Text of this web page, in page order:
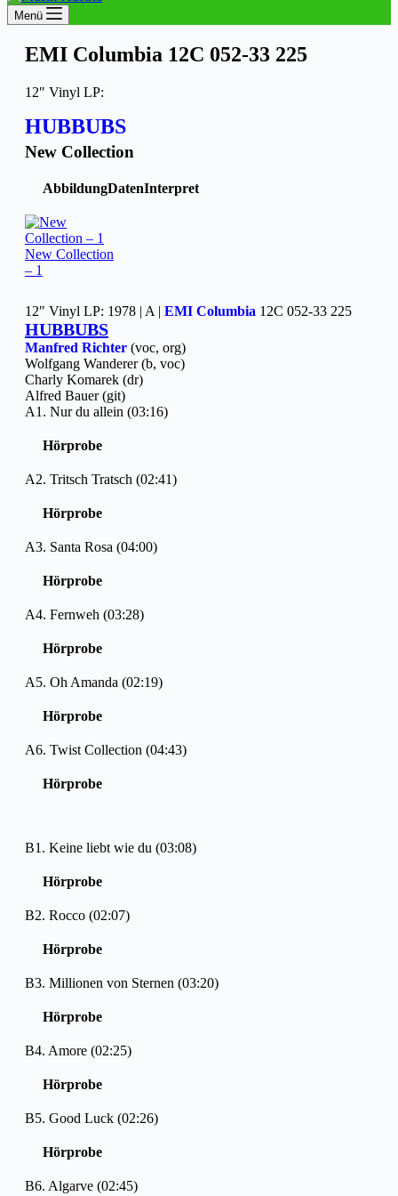
Menü
EMI Columbia 12C 052-33 225
12″ Vinyl LP:
HUBBUBS
New Collection
AbbildungDatenInterpret
New Collection
– 1
12″ Vinyl LP: 1978 | A | EMI Columbia 12C 052-33 225
HUBBUBS
Manfred Richter (voc, org)
Wolfgang Wanderer (b, voc)
Charly Komarek (dr)
Alfred Bauer (git)
A1. Nur du allein (03:16)
Hörprobe
A2. Tritsch Tratsch (02:41)
Hörprobe
A3. Santa Rosa (04:00)
Hörprobe
A4. Fernweh (03:28)
Hörprobe
A5. Oh Amanda (02:19)
Hörprobe
A6. Twist Collection (04:43)
Hörprobe
B1. Keine liebt wie du (03:08)
Hörprobe
B2. Rocco (02:07)
Hörprobe
B3. Millionen von Sternen (03:20)
Hörprobe
B4. Amore (02:25)
Hörprobe
B5. Good Luck (02:26)
Hörprobe
B6. Algarve (02:45)